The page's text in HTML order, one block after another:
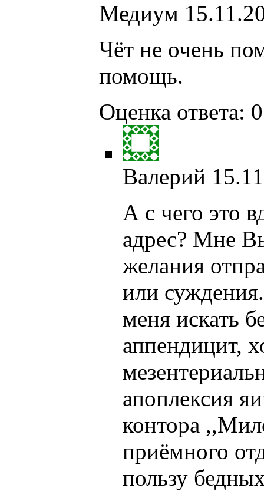
Медиум
Чёт не очень
помощь.
Оценка ответа:
Валерий
А с чего это
адрес? Мне
желания
или
меня искать
аппендицит,
апоплексия
контора
приёмного
пользу